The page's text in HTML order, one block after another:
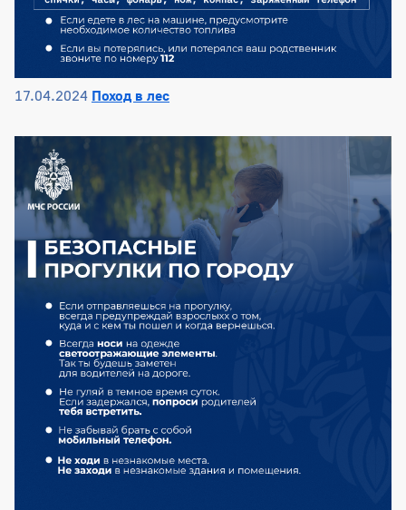
17.04.2024 Поход в лес